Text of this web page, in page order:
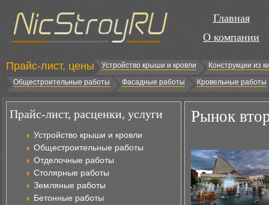
Главная
О компании
Прайс-лист, цены Устройство крыши и кровли
Конструкции из
Общестроительные работы
Фасадные работы Кровельные работы
Прайс-лист, расценки, услуги
Устройство крыши и кровли
Общестроительные работы
Отделочные работы
Столярные работы
Земляные работы
Бетонные работы
Рынок